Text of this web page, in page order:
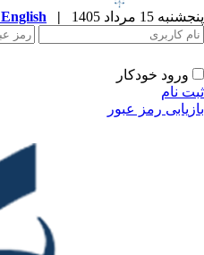
|
English
Archive
عبور